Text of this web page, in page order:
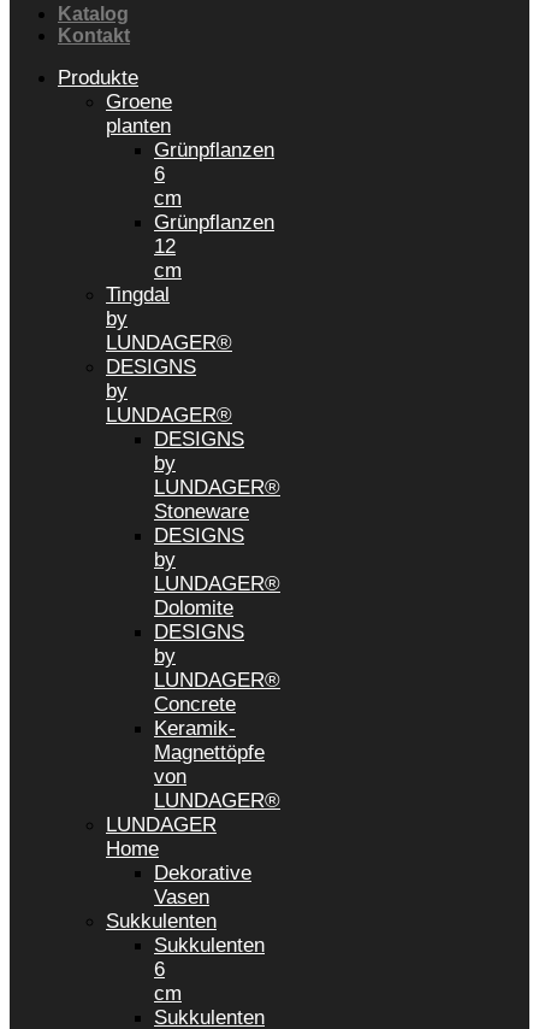
Katalog
Kontakt
Produkte
Groene
planten
Grünpflanzen
6
cm
Grünpflanzen
12
cm
Tingdal
by
LUNDAGER®
DESIGNS
by
LUNDAGER®
DESIGNS
by
LUNDAGER®
Stoneware
DESIGNS
by
LUNDAGER®
Dolomite
DESIGNS
by
LUNDAGER®
Concrete
Keramik-
Magnettöpfe
von
LUNDAGER®
LUNDAGER
Home
Dekorative
Vasen
Sukkulenten
Sukkulenten
6
cm
Sukkulenten